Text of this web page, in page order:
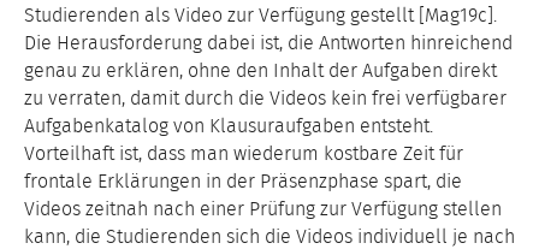
Studierenden als Video zur Verfügung gestellt [Mag19c].
Die Herausforderung dabei ist, die Antworten hinreichend
genau zu erklären, ohne den Inhalt der Aufgaben direkt
zu verraten, damit durch die Videos kein frei verfügbarer
Aufgabenkatalog von Klausuraufgaben entsteht.
Vorteilhaft ist, dass man wiederum kostbare Zeit für
frontale Erklärungen in der Präsenzphase spart, die
Videos zeitnah nach einer Prüfung zur Verfügung stellen
kann, die Studierenden sich die Videos individuell je nach